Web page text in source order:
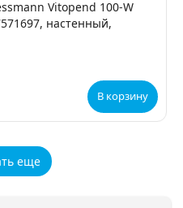
Vitopend 100-W
настенный,
В корзину
еще